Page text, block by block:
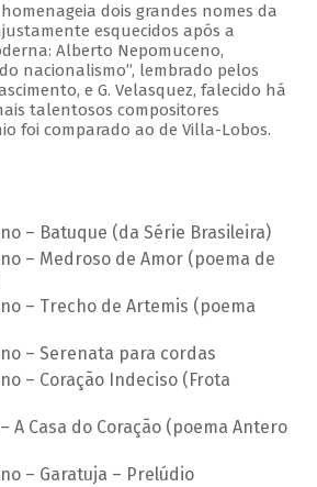
dois grandes nomes da
esquecidos após a
Alberto Nepomuceno,
nacionalismo”, lembrado pelos
e G. Velasquez, falecido há
talentosos compositores
foi comparado ao de Villa-Lobos.
– Batuque (da Série Brasileira)
– Medroso de Amor (poema de
– Trecho de Artemis (poema
– Serenata para cordas
– Coração Indeciso (Frota
A Casa do Coração (poema Antero
– Garatuja – Prelúdio